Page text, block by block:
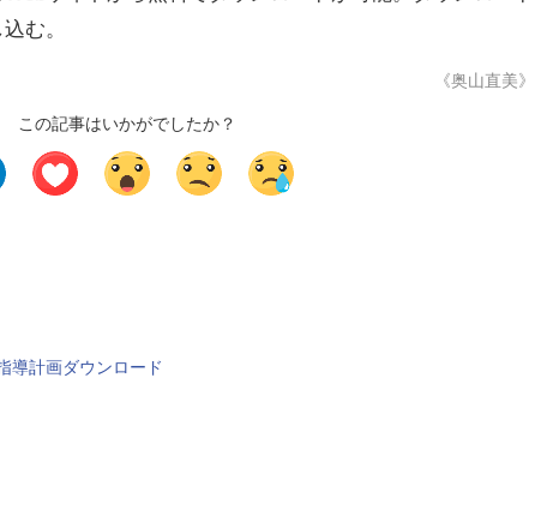
む。
《奥山直美》
この記事はいかがでしたか？
導計画ダウンロード